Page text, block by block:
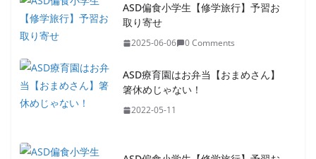
ASD偏食小学生【修学旅行】予習お
取り寄せ
2025-06-06 0 Comments
ASD療育園はお弁当【おまめさん】
箸休めじゃない！
2022-05-11